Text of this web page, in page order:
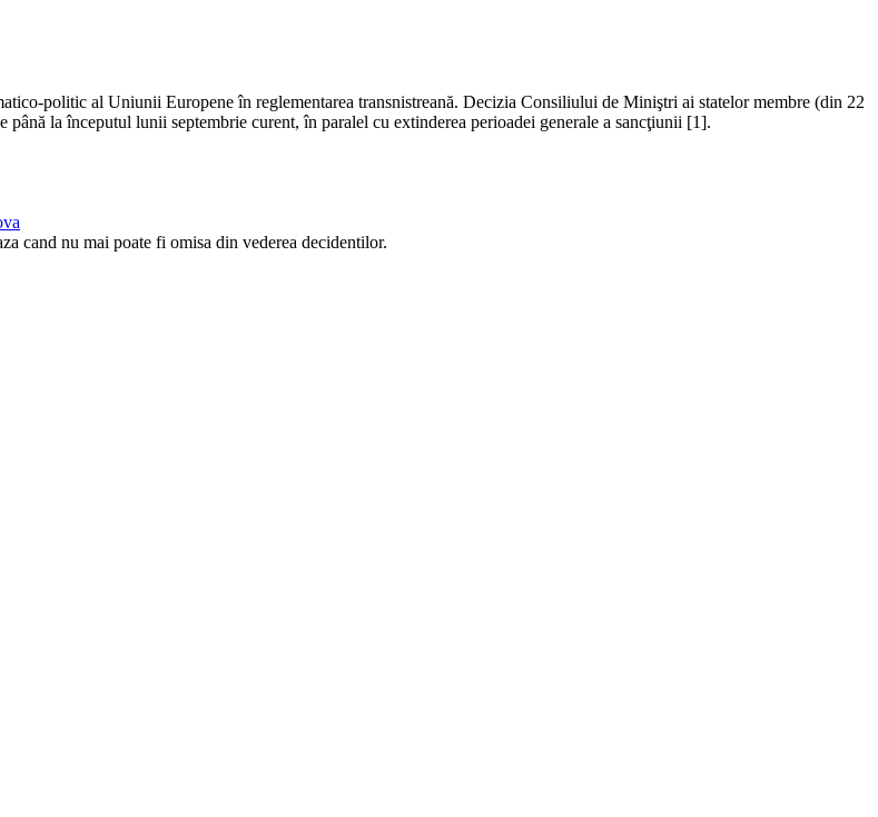
politic al Uniunii Europene în reglementarea transnistreană. Decizia Consiliului de Miniştri ai statelor membre (din 22
la începutul lunii septembrie curent, în paralel cu extinderea perioadei generale a sancţiunii [1].
cand nu mai poate fi omisa din vederea decidentilor.